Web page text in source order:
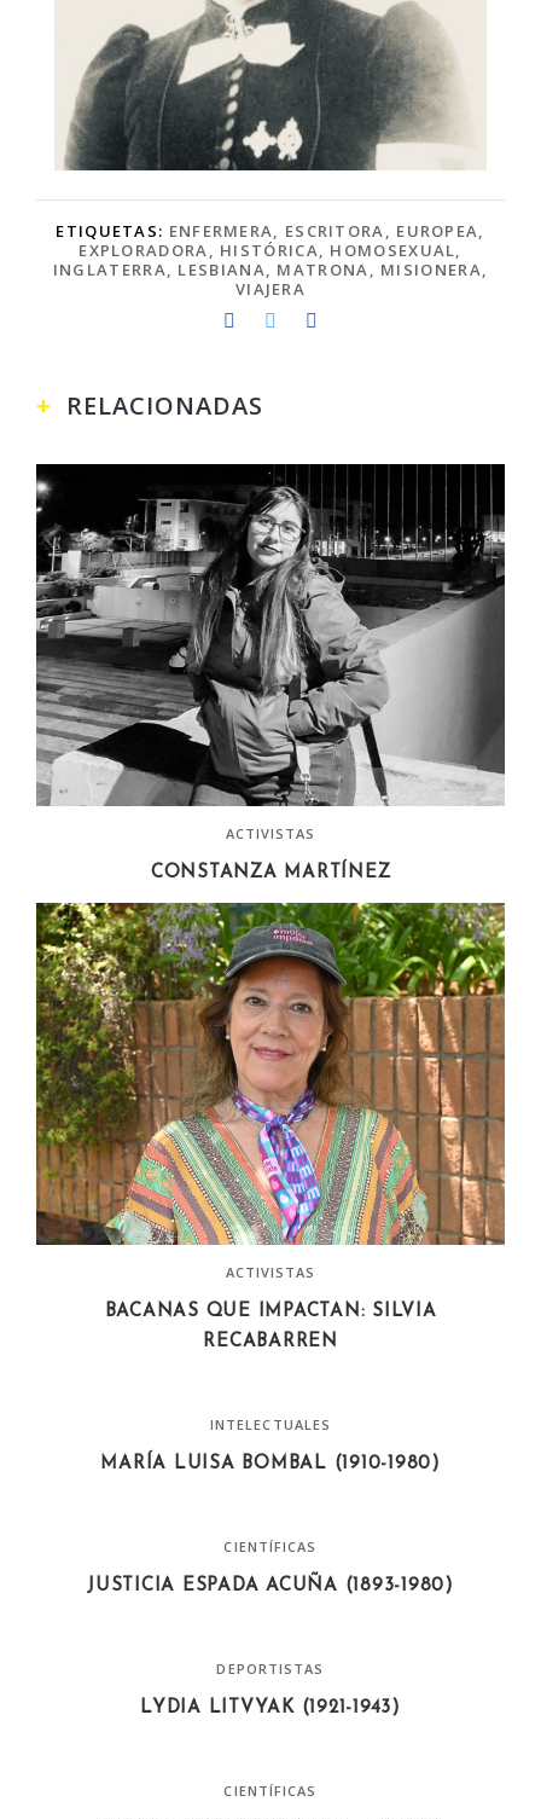
ETIQUETAS: ENFERMERA, ESCRITORA, EUROPEA,
EXPLORADORA, HISTÓRICA, HOMOSEXUAL,
INGLATERRA, LESBIANA, MATRONA, MISIONERA,
VIAJERA
RELACIONADAS
ACTIVISTAS
CONSTANZA MARTÍNEZ
ACTIVISTAS
BACANAS QUE IMPACTAN: SILVIA
RECABARREN
INTELECTUALES
MARÍA LUISA BOMBAL (1910-1980)
CIENTÍFICAS
JUSTICIA ESPADA ACUÑA (1893-1980)
DEPORTISTAS
LYDIA LITVYAK (1921-1943)
CIENTÍFICAS